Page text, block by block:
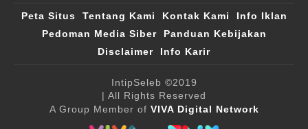
Peta Situs Tentang Kami Kontak Kami
Info Iklan
Pedoman Media Siber
Panduan Kebijakan
Disclaimer
Info Karir
IntipSeleb ©2019
| All Rights Reserved
A Group Member of VIVA Digital Network